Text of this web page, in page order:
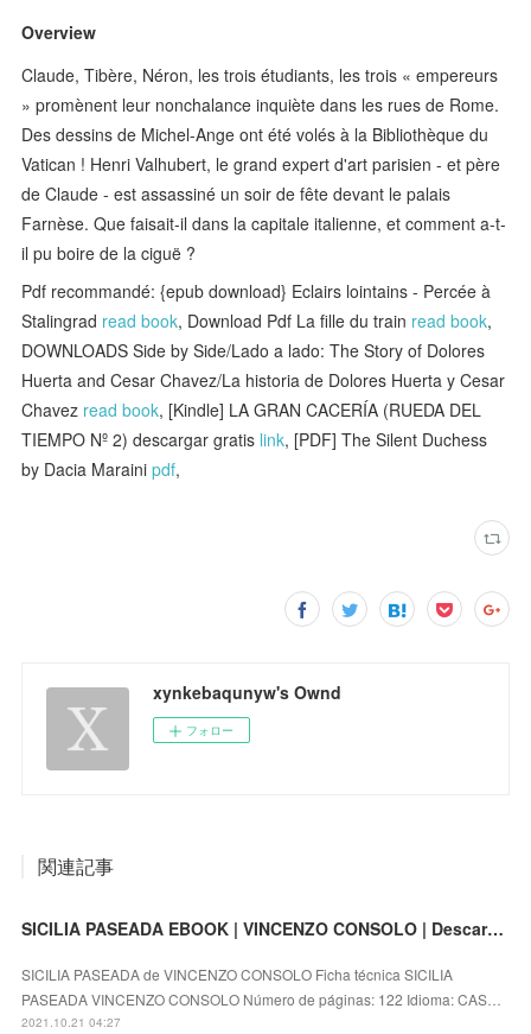
Overview
Claude, Tibère, Néron, les trois étudiants, les trois « empereurs
» promènent leur nonchalance inquiète dans les rues de Rome.
Des dessins de Michel-Ange ont été volés à la Bibliothèque du
Vatican ! Henri Valhubert, le grand expert d'art parisien - et père
de Claude - est assassiné un soir de fête devant le palais
Farnèse. Que faisait-il dans la capitale italienne, et comment a-t-
il pu boire de la ciguë ?
Pdf recommandé: {epub download} Eclairs lointains - Percée à
Stalingrad read book, Download Pdf La fille du train read book,
DOWNLOADS Side by Side/Lado a lado: The Story of Dolores
Huerta and Cesar Chavez/La historia de Dolores Huerta y Cesar
Chavez read book, [Kindle] LA GRAN CACERÍA (RUEDA DEL
TIEMPO Nº 2) descargar gratis link, [PDF] The Silent Duchess
by Dacia Marainipdf,
xynkebaqunyw's Ownd
フォロー
関連記事
SICILIA PASEADA EBOOK | VINCENZO CONSOLO | Descargar libro PDF EPUB
SICILIA PASEADA de VINCENZO CONSOLO Ficha técnica SICILIA
PASEADA VINCENZO CONSOLO Número de páginas: 122 Idioma: CAS…
2021.10.21 04:27